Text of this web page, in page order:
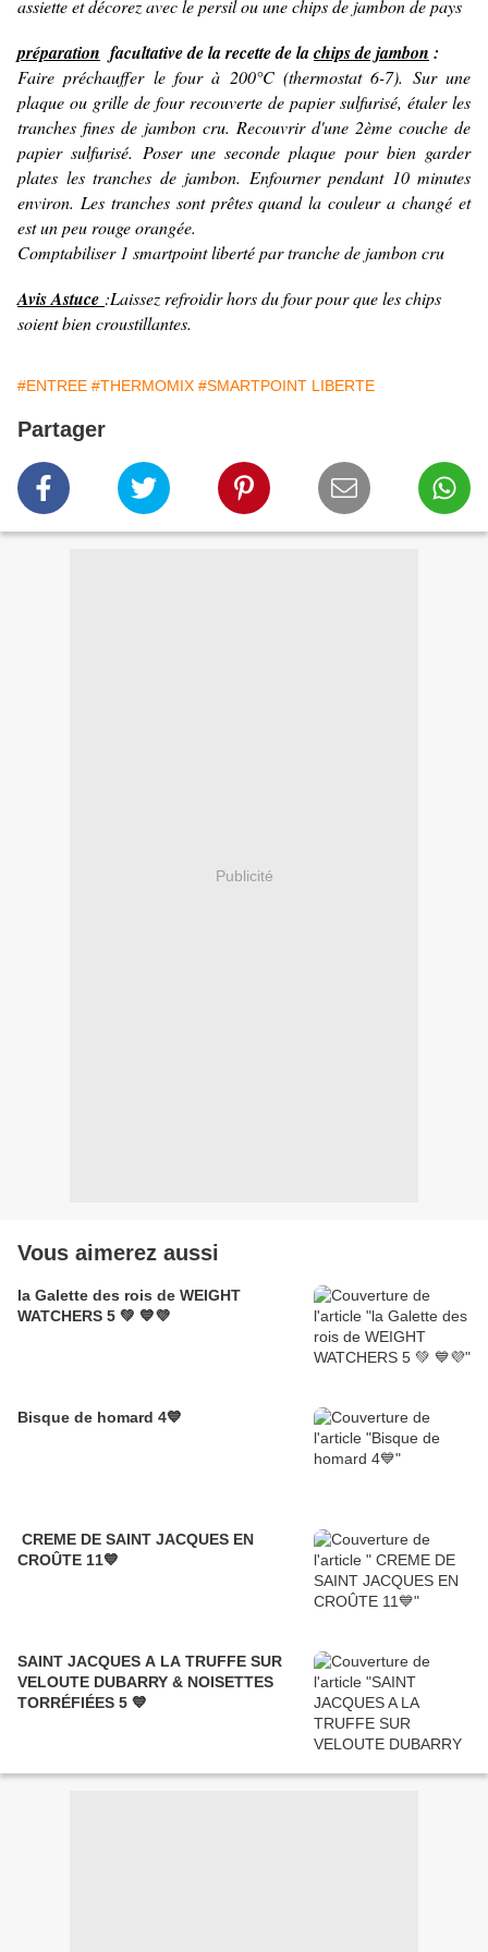
assiette et décorez avec le persil ou une chips de jambon de pays
préparation facultative de la recette de lachips de jambon :
Faire préchauffer le four à 200°C (thermostat 6-7). Sur une
plaque ou grille de four recouverte de papier sulfurisé, étaler les
tranches fines de jambon cru. Recouvrir d'une 2ème couche de
papier sulfurisé. Poser une seconde plaque pour bien garder
plates les tranches de jambon. Enfourner pendant 10 minutes
environ. Les tranches sont prêtes quand la couleur a changé et
est un peu rouge orangée.
Comptabiliser 1 smartpoint liberté par tranche de jambon cru
Avis Astuce :Laissez refroidir hors du four pour que les chips
soient bien croustillantes.
#ENTREE #THERMOMIX #SMARTPOINT LIBERTE
Partager
Publicité
Vous aimerez aussi
la Galette des rois de WEIGHT
WATCHERS 5 💚 💙💜
Bisque de homard 4💙
CREME DE SAINT JACQUES EN
CROÛTE 11💙
SAINT JACQUES A LA TRUFFE SUR
VELOUTE DUBARRY & NOISETTES
TORRÉFIÉES 5 💙